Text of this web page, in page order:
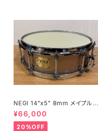
NEGI 14"x5" 8mm メイプルス
ネア SW-MU1450PI-S2HB
¥66,000
20%OFF